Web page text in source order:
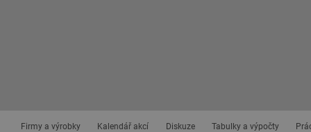
Firmy a výrobky Kalendář akcí Diskuze Tabulky a výpočty